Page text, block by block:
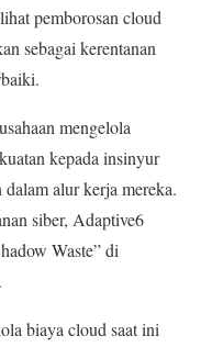
pemborosan cloud
sebagai kerentanan
mengelola
kepada insinyur
alur kerja mereka.
siber, Adaptive6
Waste” di
biaya cloud saat ini